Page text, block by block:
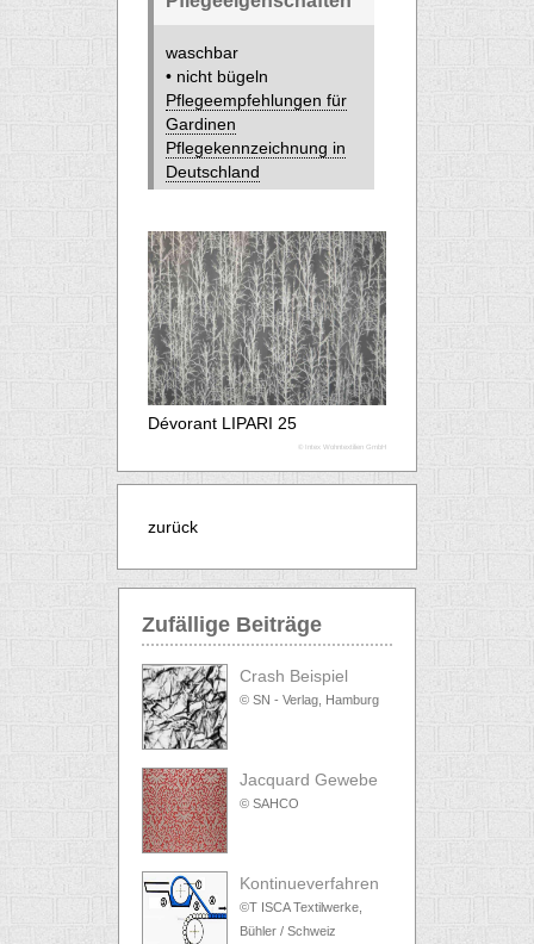
waschbar
• nicht bügeln
Pflegeempfehlungen für
Gardinen
Pflegekennzeichnung in
Deutschland
Dévorant LIPARI 25
© Intex Wohntextilien GmbH
zurück
Zufällige Beiträge
Crash Beispiel
© SN - Verlag, Hamburg
Jacquard Gewebe
© SAHCO
Kontinueverfahren
©T ISCA Textilwerke,
Bühler / Schweiz